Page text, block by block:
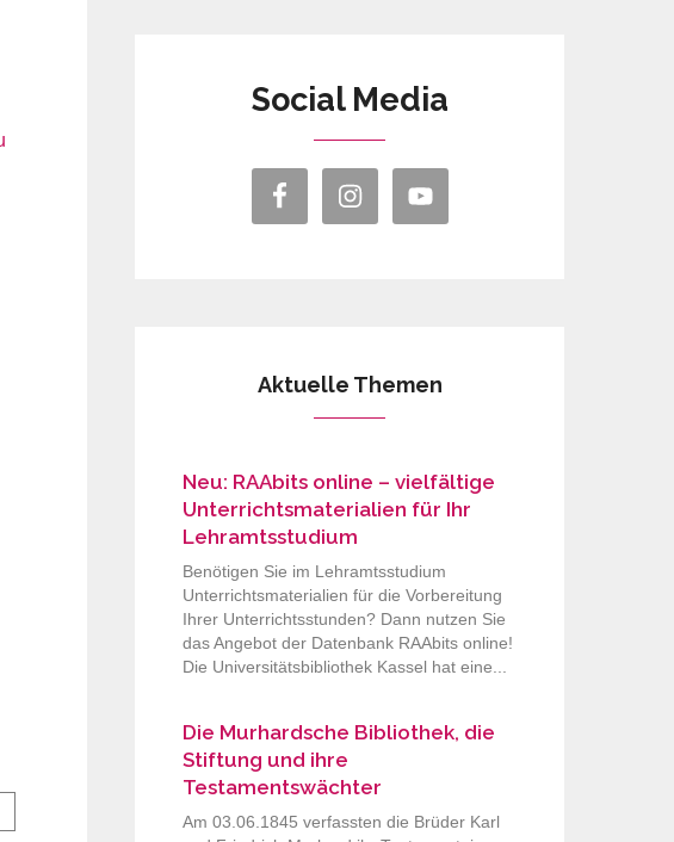
Social Media
Aktuelle Themen
Neu: RAAbits online – vielfältige
Unterrichtsmaterialien für Ihr
Lehramtsstudium
Benötigen Sie im Lehramtsstudium
Unterrichtsmaterialien für die Vorbereitung
Ihrer Unterrichtsstunden? Dann nutzen Sie
das Angebot der Datenbank RAAbits online!
Die Universitätsbibliothek Kassel hat eine...
Die Murhardsche Bibliothek, die
Stiftung und ihre
Testamentswächter
Am 03.06.1845 verfassten die Brüder Karl